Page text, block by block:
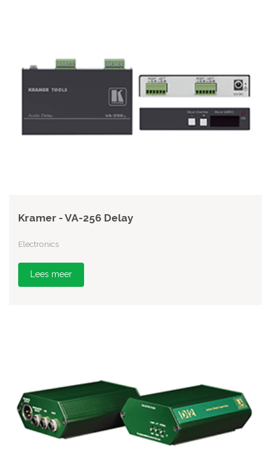
Kramer - VA-256 Delay
Electronics
Lees meer